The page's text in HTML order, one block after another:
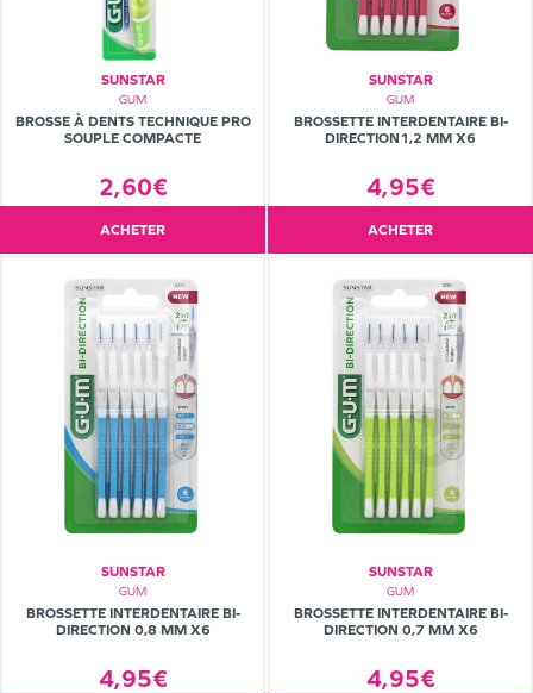
SUNSTAR
GUM
BROSSE À DENTS TECHNIQUE PRO
SOUPLE COMPACTE
2,60€
ACHETER
SUNSTAR
GUM
BROSSETTE INTERDENTAIRE BI-
DIRECTION1,2 MM X6
4,95€
ACHETER
SUNSTAR
GUM
BROSSETTE INTERDENTAIRE BI-
DIRECTION 0,8 MM X6
4,95€
SUNSTAR
GUM
BROSSETTE INTERDENTAIRE BI-
DIRECTION 0,7 MM X6
4,95€